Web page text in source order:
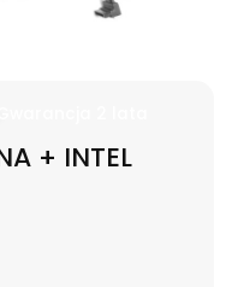
+ INTEL